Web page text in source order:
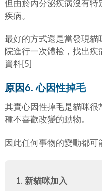
但由於內分泌疾病沒有特
疾病。
最好的方式還是當發現貓
院進行一次體檢，找出
資料[5]
原因6. 心因性掉毛
其實心因性掉毛是貓咪很
種不喜歡改變的動物。
因此任何事物的變動都可
新貓咪加入